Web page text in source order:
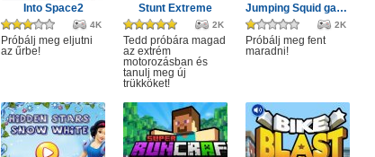
Into Space2
4K
Próbálj meg eljutni
az űrbe!
Stunt Extreme
2K
Tedd próbára magad
az extrém
motorozásban és
tanulj meg új
trükköket!
Jumping Squid game
2K
Próbálj meg fent
maradni!